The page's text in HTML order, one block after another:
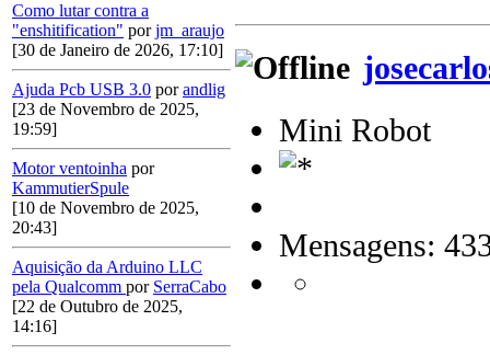
Como lutar contra a
"enshitification" porjm_araujo
[30 de Janeiro de 2026, 17:10]
Ajuda Pcb USB 3.0 porandlig
[23 de Novembro de 2025,
19:59]
Motor ventoinha por
KammutierSpule
[10 de Novembro de 2025,
20:43]
Aquisição da Arduino LLC
pela Qualcomm por SerraCabo
[22 de Outubro de 2025,
14:16]
Mini Robot
Mensagens: